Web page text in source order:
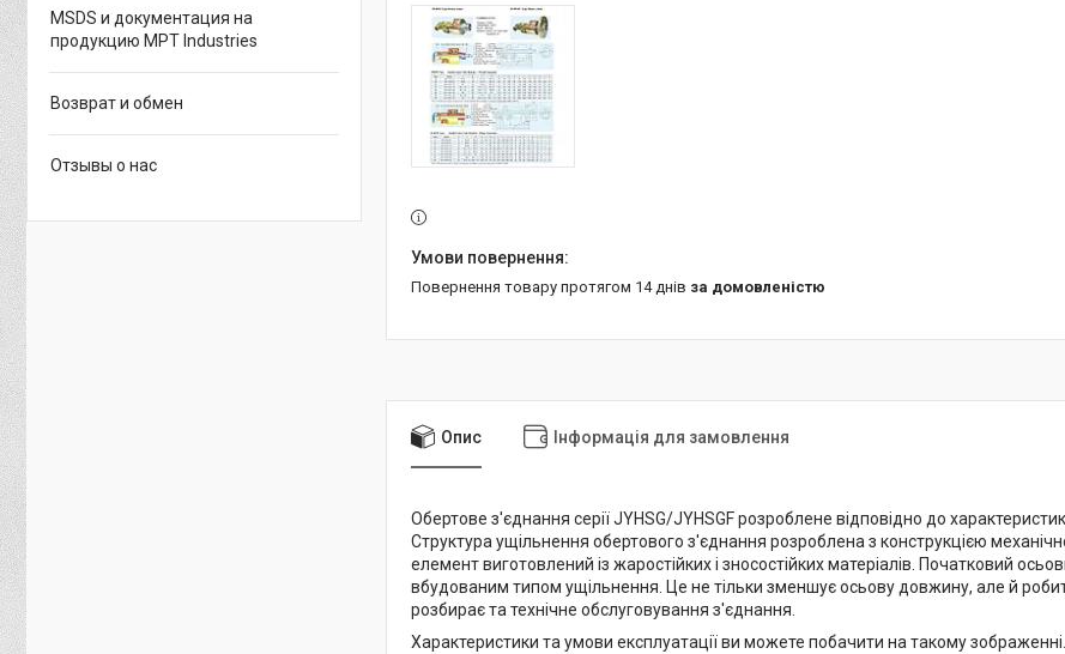
повернення товару протягом 14 днів за домовленістю
Опис Інформація для замовлення
Обертове з'єднання серії JYHSG/JYHSGF розроблене відповідно до
Структура ущільнення обертового з'єднання розроблена з конструкцією
елемент виготовлений із жаростійких і зносостійких матеріалів. Початковий
вбудованим типом ущільнення. Це не тільки зменшує осьову довжину, але й
розбирає та технічне обслуговування з'єднання.
Характеристики та умови експлуатації ви можете побачити на такому зображенні.
MSDS и документация на
продукцию MPT Industries
Возврат и обмен
Отзывы о нас